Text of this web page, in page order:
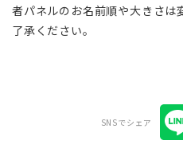
者パネルのお名前順や大きさ
了承ください。
SNSでシェア